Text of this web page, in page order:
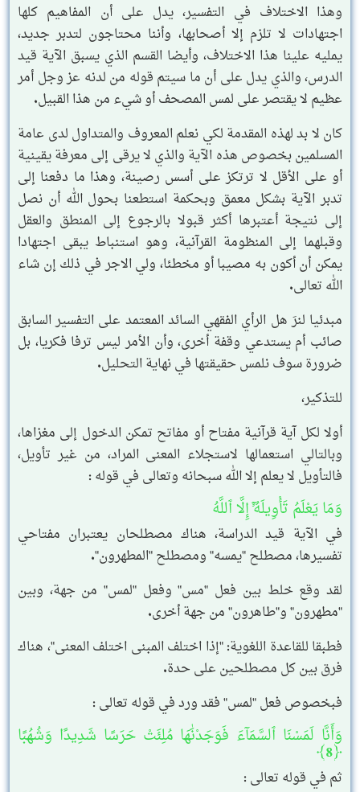
وهذا الاختلاف في التفسير، يدل على أن المفاهيم كلها
اجتهادات لا تلزم إلا أصحابها، وأننا محتاجون لتدبر جديد،
يمليه علينا هذا الاختلاف، وأيضا القسم الذي يسبق الآية قيد
الدرس، والذي يدل على أن ما سيتم قوله من لدنه عز وجل أمر
عظيم لا يقتصر على لمس المصحف أو شيء من هذا القبيل.
كان لا بد لهذه المقدمة لكي نعلم المعروف والمتداول لدى عامة
المسلمين بخصوص هذه الآية والذي لا يرقى إلى معرفة يقينية
أو على الأقل لا ترتكز على أسس رصينة، وهذا ما دفعنا إلى
تدبر الآية بشكل معمق وبحكمة استطعنا بحول الله أن نصل
إلى نتيجة أعتبرها أكثر قبولا بالرجوع إلى المنطق والعقل
وقبلهما إلى المنظومة القرآنية، وهو استنباط يبقى اجتهادا
يمكن أن أكون به مصيبا أو مخطئا، ولي الاجر في ذلك إن شاء
الله تعالى.
مبدئيا لنرَ هل الرأي الفقهي السائد المعتمد على التفسير السابق
صائب أم يستدعي وقفة أخرى، وأن الأمر ليس ترفا فكريا، بل
ضرورة سوف نلمس حقيقتها في نهاية التحليل.
للتذكير،
أولا لكل آية قرآنية مفتاح أو مفاتح تمكن الدخول إلى مغزاها،
وبالتالي استعمالها لاستجلاء المعنى المراد، من غير تأويل،
فالتأويل لا يعلم إلا الله سبحانه وتعالى في قوله :
وَمَا يَعْلَمُ تَأْوِيلَهُۥٓ إِلَّا ٱللَّهُ
في الآية قيد الدراسة، هناك مصطلحان يعتبران مفتاحي
تفسيرها، مصطلح "يمسه" ومصطلح "المطهرون".
لقد وقع خلط بين فعل "مس" وفعل "لمس" من جهة، وبين
"مطهرون" و"طاهرون" من جهة أخرى.
فطبقا للقاعدة اللغوية: "إذا اختلف المبنى اختلف المعنى"، هناك
فرق بين كل مصطلحين على حدة.
فبخصوص فعل "لمس" فقد ورد في قوله تعالى :
وَأَنَّا لَمَسْنَا ٱلسَّمَآءَ فَوَجَدْنَٰهَا مُلِئَتْ حَرَسًا شَدِيدًا وَشُهُبًا
﴿8﴾
ثم في قوله تعالى :